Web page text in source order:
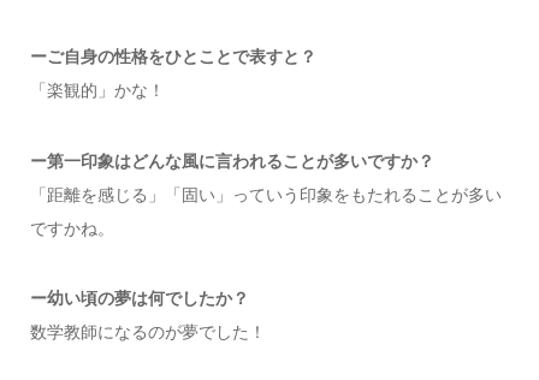
ーご自身の性格をひとことで表すと？
「楽観的」かな！
ー第一印象はどんな風に言われることが多いですか？
「距離を感じる」「固い」っていう印象をもたれることが多い
ですかね。
ー幼い頃の夢は何でしたか？
数学教師になるのが夢でした！